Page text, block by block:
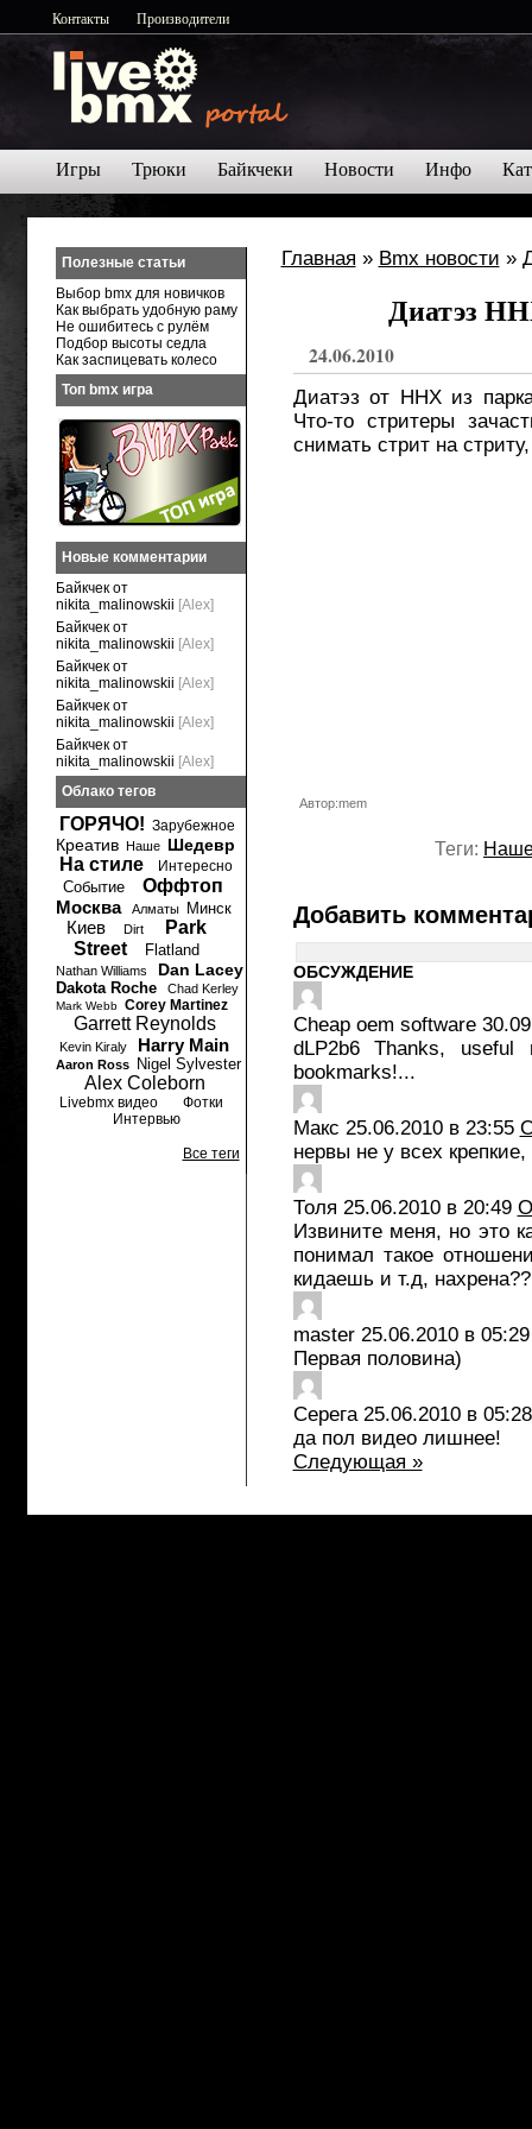
Контакты Производители
Игры Трюки Байкчеки Новости Инфо
Главная » Bmx новости »
Диатэз
24.06.2010
Диатэз от ННХ из
Что-то стритеры
снимать стрит на
Автор:mem
Теги:
Добавить
ОБСУЖДЕНИЕ
Cheap oem software
dLP2b6 Thanks,
bookmarks!...
Макс 25.06.2010 в 23:55
нервы не у всех
Толя 25.06.2010 в 20:49
Извините меня, но это
понимал такое
кидаешь и т.д, нахрена??
master 25.06.2010 в 05:29
Первая половина)
Серега 25.06.2010 в 05:28
да пол видео лишнее!
Следующая »
Полезные статьи
Выбор bmx для новичков
Как выбрать удобную раму
Не ошибитесь с рулём
Подбор высоты седла
Как заспицевать колесо
Топ bmx игра
Новые комментарии
Байкчек от
nikita_malinowskii [Alex]
Байкчек от
nikita_malinowskii [Alex]
Байкчек от
nikita_malinowskii [Alex]
Байкчек от
nikita_malinowskii [Alex]
Байкчек от
nikita_malinowskii [Alex]
Облако тегов
ГОРЯЧО! Зарубежное
Креатив Наше Шедевр
На стиле Интересно
Событие
Оффтоп
Москва
Алматы Минск
Киев Dirt
Park
Street
Flatland
Nathan Williams Dan Lacey
Dakota Roche Chad Kerley
Mark Webb Corey Martinez
Garrett Reynolds
Kevin Kiraly Harry Main
Aaron Ross Nigel Sylvester
Alex Coleborn
Livebmx видео
Фотки
Интервью
Все теги